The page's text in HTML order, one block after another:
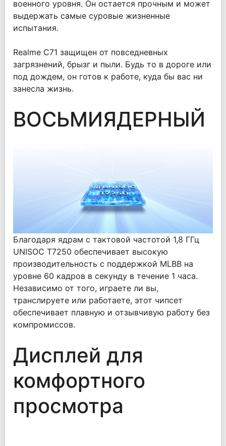
военного уровня. Он остается прочным и может
выдержать самые суровые жизненные
испытания.
Realme C71 защищен от повседневных
загрязнений, брызг и пыли. Будь то в дороге или
под дождем, он готов к работе, куда бы вас ни
занесла жизнь.
ВОСЬМИЯДЕРНЫЙ
Благодаря ядрам с тактовой частотой 1,8 ГГц
UNISOC T7250 обеспечивает высокую
производительность с поддержкой MLBB на
уровне 60 кадров в секунду в течение 1 часа.
Независимо от того, играете ли вы,
транслируете или работаете, этот чипсет
обеспечивает плавную и отзывчивую работу без
компромиссов.
Дисплей для
комфортного
просмотра